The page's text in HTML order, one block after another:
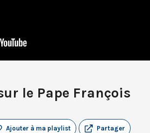
le Pape François
Partager
Ajouter à ma playlist